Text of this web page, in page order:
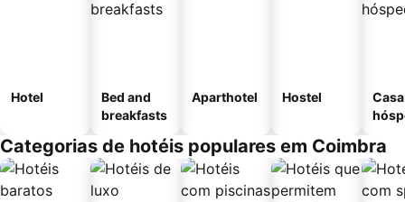
Hotel
Bed and
breakfasts
Aparthotel Hostel
Categorias de hotéis populares em Coimbra